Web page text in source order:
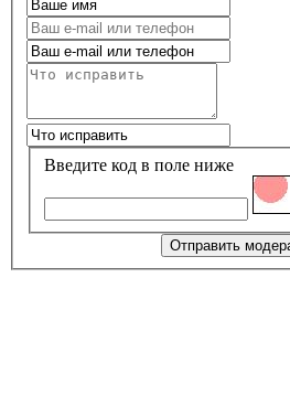
Введите код в поле ниже
Отправить